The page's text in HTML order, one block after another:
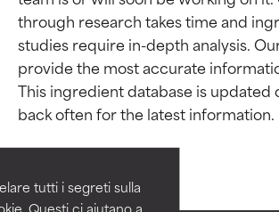
tutti i segreti sulla
Questi ci aiutano a
through research takes time and
studies require in-depth analysis.
provide the most accurate
This ingredient database is updated
Valutazione degli
ingredienti
Comprovati e sostenuti da
indipendenti. Ingrediente
Valutazione degli
ingredienti
Comprovati e sostenuti da
indipendenti. Ingrediente